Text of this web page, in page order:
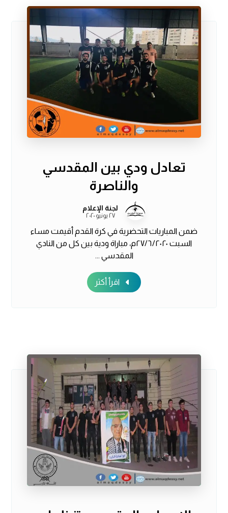
تعادل ودي بين المقدسي
والناصرة
لجنة الإعلام
٢٧ يونيو ٢٠٢٠
ضمن المباريات التحضرية في كرة القدم أقيمت مساء
السبت ٢٧/٦/٢٠٢٠م، مباراة ودية بين كل من النادي
المقدسي ...
اقرأ أكثر